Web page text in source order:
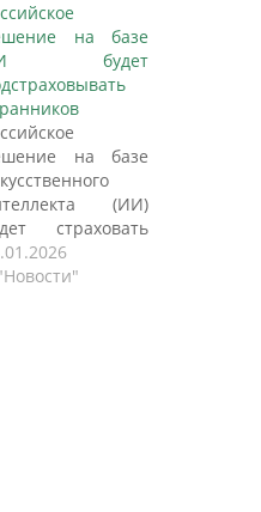
на базе
будет
на базе
(ИИ)
страховать
в
время: